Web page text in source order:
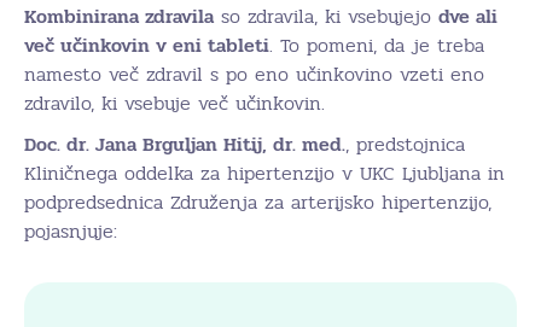
Kombinirana zdravila so zdravila, ki vsebujejo dve ali
več učinkovin v eni tableti. To pomeni, da je treba
namesto več zdravil s po eno učinkovino vzeti eno
zdravilo, ki vsebuje več učinkovin.
Doc. dr. Jana Brguljan Hitij, dr. med., predstojnica
Kliničnega oddelka za hipertenzijo v UKC Ljubljana in
podpredsednica Združenja za arterijsko hipertenzijo,
pojasnjuje: